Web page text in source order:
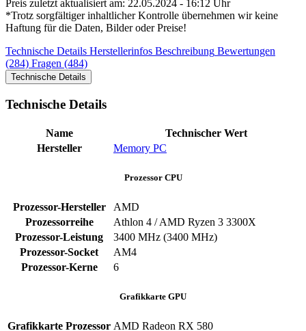
Preis zuletzt aktualisiert am: 22.05.2024 - 16:12 Uhr
*Trotz sorgfältiger inhaltlicher Kontrolle übernehmen wir keine
Haftung für die Daten, Bilder oder Preise!
Technische Details Herstellerinfos Beschreibung Bewertungen
(284) Fragen (484)
Technische Details
Technische Details
Name
Technischer Wert
Hersteller
Memory PC
Prozessor CPU
Prozessor-Hersteller
AMD
Prozessorreihe
Athlon 4 / AMD Ryzen 3 3300X
Prozessor-Leistung
3400 MHz (3400 MHz)
Prozessor-Socket
AM4
Prozessor-Kerne
6
Grafikkarte GPU
Grafikkarte Prozessor AMD Radeon RX 580